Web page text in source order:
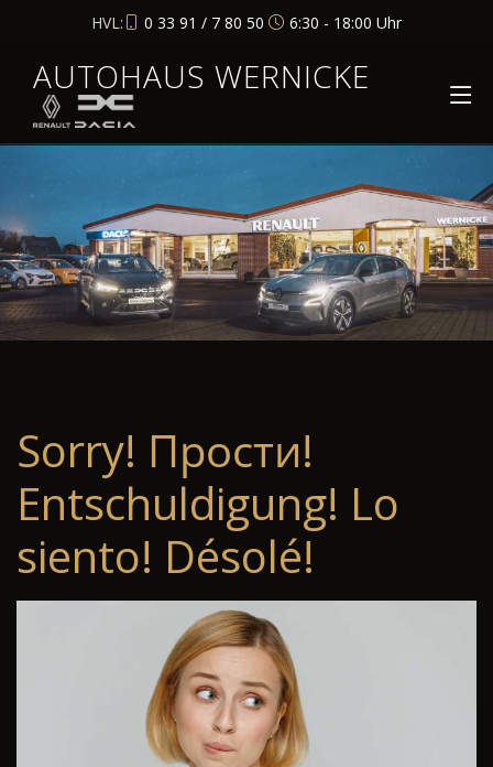
HVL: 0 33 91 / 7 80 50 6:30 - 18:00 Uhr
AUTOHAUS WERNICKE
Sorry! Прости!
Entschuldigung! Lo
siento! Désolé!